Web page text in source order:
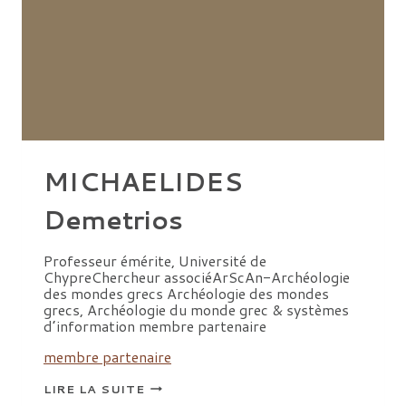
MICHAELIDES
Demetrios
Professeur émérite, Université de
ChypreChercheur associéArScAn-Archéologie
des mondes grecs Archéologie des mondes
grecs, Archéologie du monde grec & systèmes
d’information membre partenaire
membre partenaire
LIRE LA SUITEMICHAELIDES
DEMETRIOS